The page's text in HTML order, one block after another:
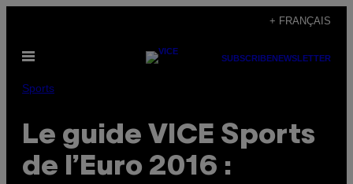
content
+ FRANÇAIS
Open
SUBSCRIBENEWSLETTER
Sports
Le guide VICE Sports
de l’Euro 2016 :